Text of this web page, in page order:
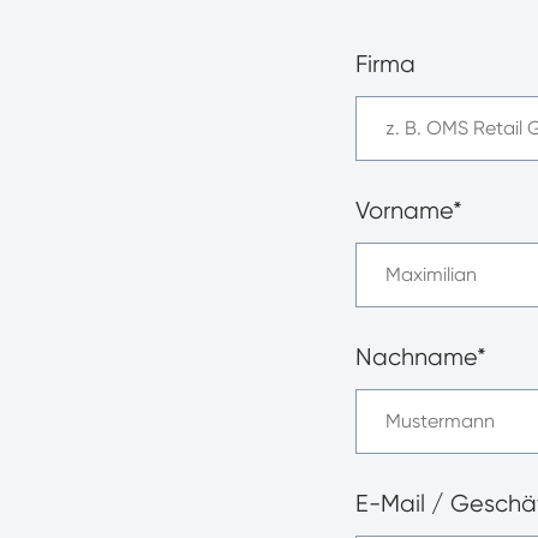
Firma
Vorname*
Nachname*
E-Mail /